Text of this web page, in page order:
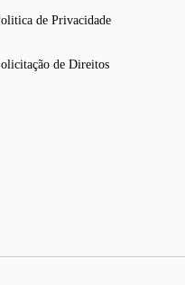
de Privacidade
de Direitos